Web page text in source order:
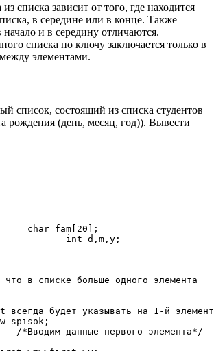
списка зависит от того, где находится
в середине или в конце. Также
начало и в середину отличаются.
списка по ключу заключается только в
элементами.
список, состоящий из списка студентов
рождения (день, месяц, год)). Вывести
char fam[20];
int d,m,y;
в списке больше одного элемента
будет указывать на 1-й
spisok;
/*Вводим данные первого элемента*/